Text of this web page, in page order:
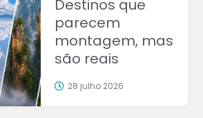
Destinos que
parecem
montagem, mas
são reais
28 julho 2026